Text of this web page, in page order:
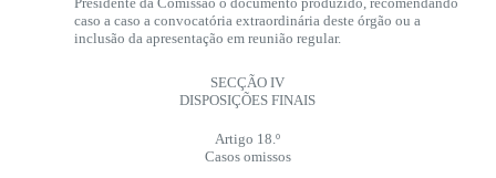
caso a caso a convocatória extraordinária deste órgão ou a
inclusão da apresentação em reunião regular.
SECÇÃO IV
DISPOSIÇÕES FINAIS
Artigo 18.º
Casos omissos